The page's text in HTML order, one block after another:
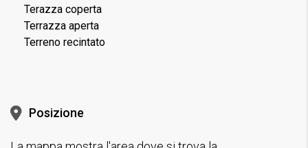
Terazza coperta
Terrazza aperta
Terreno recintato
Posizione